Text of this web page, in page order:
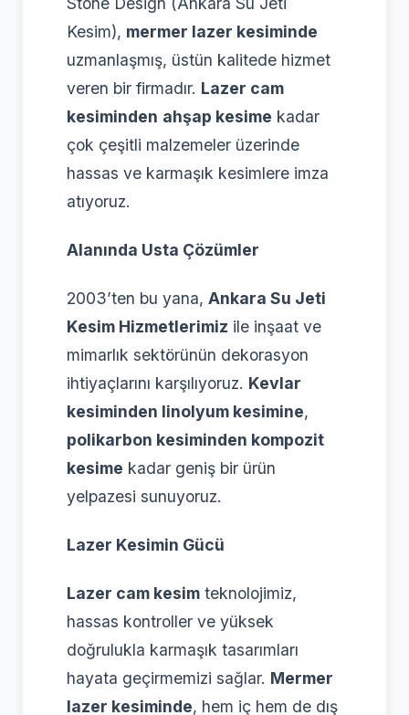
Kesim), mermer lazer kesiminde
uzmanlaşmış, üstün kalitede hizmet
veren bir firmadır. Lazer cam
kesiminden ahşap kesime kadar
çok çeşitli malzemeler üzerinde
hassas ve karmaşık kesimlere imza
atıyoruz.
Alanında Usta Çözümler
2003’ten bu yana, Ankara Su Jeti
Kesim Hizmetlerimiz ile inşaat ve
mimarlık sektörünün dekorasyon
ihtiyaçlarını karşılıyoruz. Kevlar
kesiminden linolyum kesimine,
polikarbon kesiminden kompozit
kesime kadar geniş bir ürün
yelpazesi sunuyoruz.
Lazer Kesimin Gücü
Lazer cam kesim teknolojimiz,
hassas kontroller ve yüksek
doğrulukla karmaşık tasarımları
hayata geçirmemizi sağlar. Mermer
lazer kesiminde, hem iç hem de dış